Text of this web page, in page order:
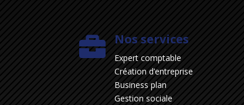
 Nos services
Expert comptable
Création d’entreprise
Business plan
Gestion sociale